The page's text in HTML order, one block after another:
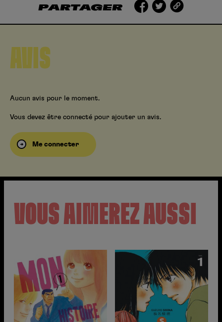
PARTAGER
AVIS
Aucun avis pour le moment.
Vous devez être connecté pour ajouter un avis.
Me connecter
VOUS AIMEREZ AUSSI